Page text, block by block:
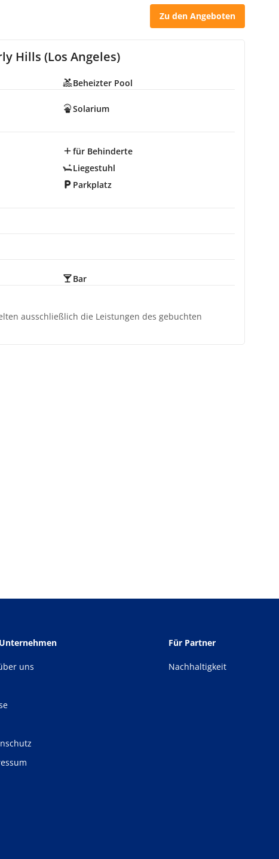
Zu den Angeboten
Hills (Los Angeles)
Beheizter Pool
Solarium
für Behinderte
Liegestuhl
Parkplatz
Bar
ausschließlich die Leistungen des gebuchten
uns
Für Partner
Nachhaltigkeit